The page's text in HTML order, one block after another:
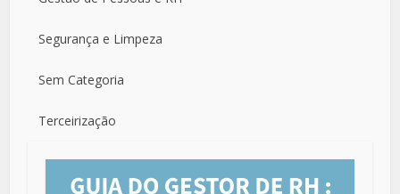
Segurança e Limpeza
Sem Categoria
Terceirização